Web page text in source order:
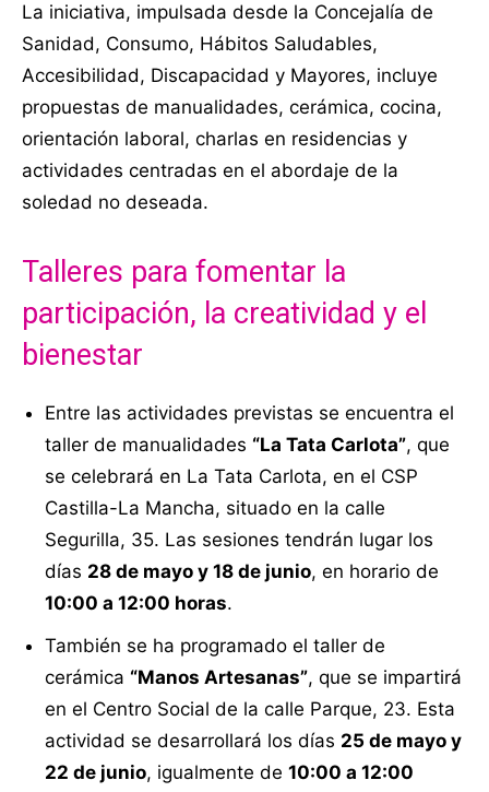
La iniciativa, impulsada desde la Concejalía de
Sanidad, Consumo, Hábitos Saludables,
Accesibilidad, Discapacidad y Mayores, incluye
propuestas de manualidades, cerámica, cocina,
orientación laboral, charlas en residencias y
actividades centradas en el abordaje de la
soledad no deseada.
Talleres para fomentar la
participación, la creatividad y el
bienestar
Entre las actividades previstas se encuentra el
taller de manualidades “La Tata Carlota”, que
se celebrará en La Tata Carlota, en el CSP
Castilla-La Mancha, situado en la calle
Segurilla, 35. Las sesiones tendrán lugar los
días 28 de mayo y 18 de junio, en horario de
10:00 a 12:00 horas.
También se ha programado el taller de
cerámica “Manos Artesanas”, que se impartirá
en el Centro Social de la calle Parque, 23. Esta
actividad se desarrollará los días 25 de mayo y
22 de junio, igualmente de 10:00 a 12:00